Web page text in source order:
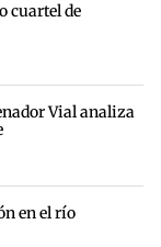
cuartel de
Vial analiza
en el río